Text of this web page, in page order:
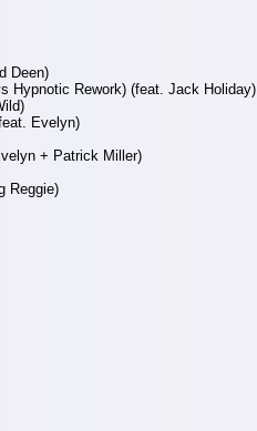
Deen)
Hypnotic Rework) (feat. Jack Holiday)
Evelyn)
+ Patrick Miller)
Reggie)